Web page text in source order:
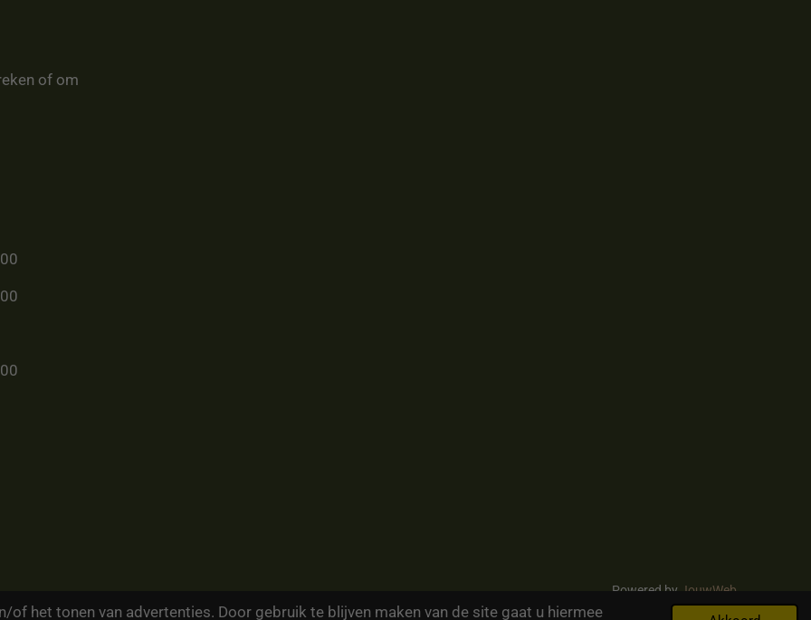
het tonen van advertenties. Door gebruik te blijven maken van de site gaat u hiermee
of om
Powered by JouwWeb